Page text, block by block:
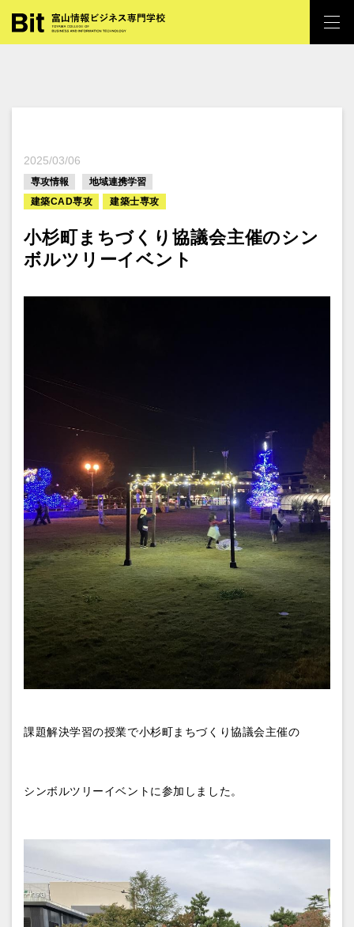
2025/03/06
専攻情報
地域連携学習
建築CAD専攻
建築士専攻
小杉町まちづくり協議会主催のシン
ボルツリーイベント
課題解決学習の授業で小杉町まちづくり協議会主催の
シンボルツ リーイベントに参加しました。